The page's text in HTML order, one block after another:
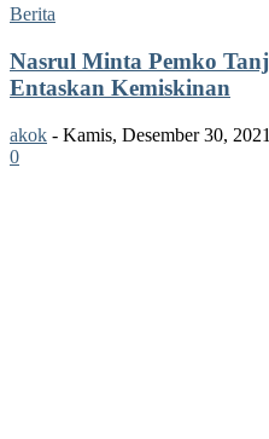
Berita
Nasrul Minta Pemko
Entaskan Kemiskinan
akok - Kamis, Desember 30,
0